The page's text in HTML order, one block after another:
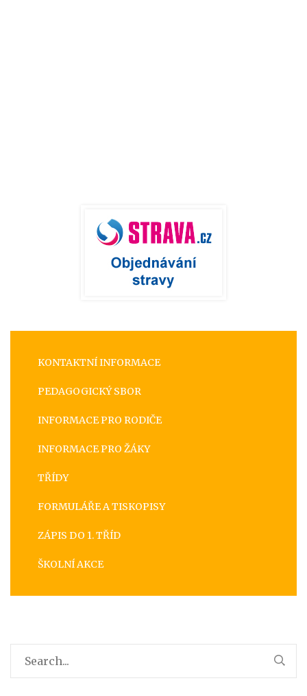
KONTAKTNÍ INFORMACE
PEDAGOGICKÝ SBOR
INFORMACE PRO RODIČE
INFORMACE PRO ŽÁKY
TŘÍDY
FORMULÁŘE A TISKOPISY
ZÁPIS DO 1. TŘÍD
ŠKOLNÍ AKCE